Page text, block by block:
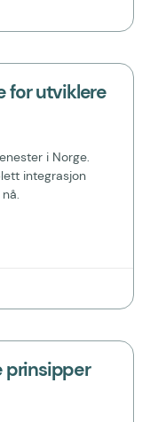
for utviklere
i Norge.
integrasjon
prinsipper